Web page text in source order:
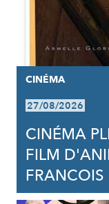
CINÉMA
27/08/2026
CINÉMA
FILM